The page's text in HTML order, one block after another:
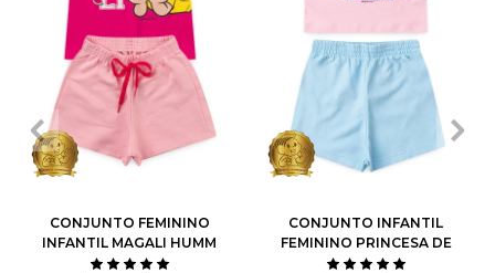
1 6
CONJUNTO FEMININO
INFANTIL MAGALI HUMM
AMO MELANCIA- TURMA
1 6
10
CONJUNTO INFANTIL
FEMININO PRINCESA DE
ATITUDE - TURMA DA